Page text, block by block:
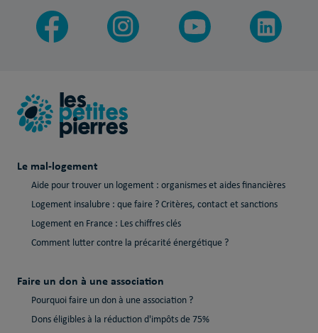
Le mal-logement
Aide pour trouver un logement : organismes et aides financières
Logement insalubre : que faire ? Critères, contact et sanctions
Logement en France : Les chiffres clés
Comment lutter contre la précarité énergétique ?
Faire un don à une association
Pourquoi faire un don à une association ?
Dons éligibles à la réduction d'impôts de 75%